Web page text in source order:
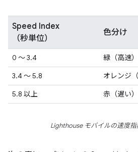
Speed Index
（秒単位）
色分け
0 ～ 3.4
緑（高速）
3.4 ～ 5.8
オレンジ
5.8 以上
赤（遅い）
Lighthouse モバイルの速度